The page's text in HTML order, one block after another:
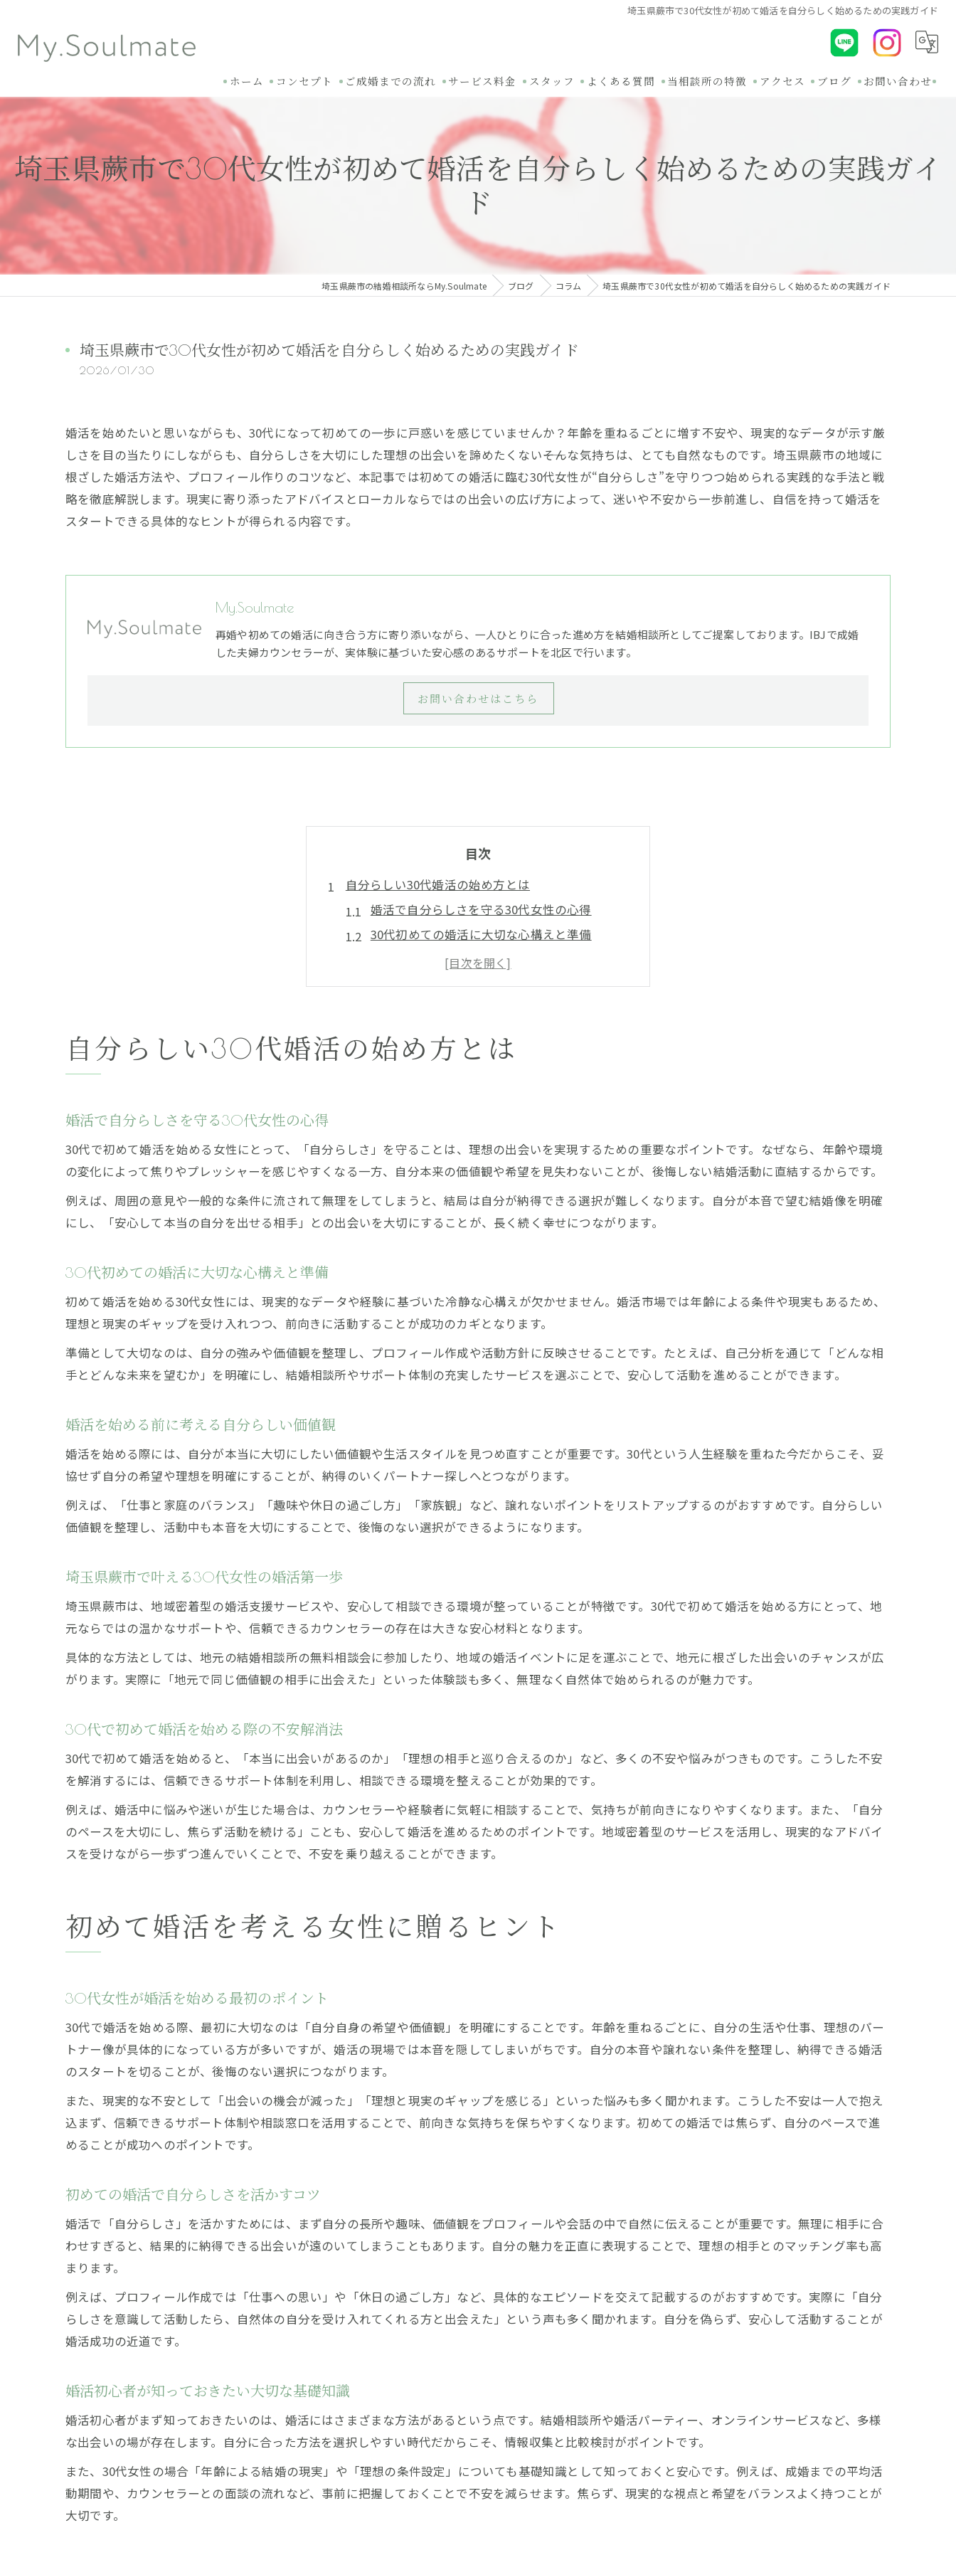
埼玉県蕨市で30代女性が初めて婚活を自分らしく始めるための実践ガイド
ホーム コンセプト ご成婚までの流れ サービス料金 スタッフ よくある質問 当相談所の特徴
30代
無料相談
アクセス ブログ
関連ブログ
お問い合わせ
埼玉県蕨市で30代女性が初めて婚活を自分らしく始めるための実践ガイ
ド
埼玉県蕨市の結婚相談所ならMy.Soulmate ブログ コラム 埼玉県蕨市で30代女性が初めて婚活を自分らしく始めるための実践ガイド
埼玉県蕨市で30代女性が初めて婚活を自分らしく始めるための実践ガイド
2026/01/30
婚活を始めたいと思いながらも、30代になって初めての一歩に戸惑いを感じていませんか？年齢を重ねるごとに増す不安や、現実的なデータが示す厳
しさを目の当たりにしながらも、自分らしさを大切にした理想の出会いを諦めたくない――そんな気持ちは、とても自然なものです。埼玉県蕨市の地域に
根ざした婚活方法や、プロフィール作りのコツなど、本記事では初めての婚活に臨む30代女性が“自分らしさ”を守りつつ始められる実践的な手法と戦
略を徹底解説します。現実に寄り添ったアドバイスとローカルならではの出会いの広げ方によって、迷いや不安から一歩前進し、自信を持って婚活を
スタートできる具体的なヒントが得られる内容です。
My.Soulmate
再婚や初めての婚活に向き合う方に寄り添いながら、一人ひとりに合った進め方を結婚相談所としてご提案しております。IBJで成婚
した夫婦カウンセラーが、実体験に基づいた安心感のあるサポートを北区で行います。
お問い合わせはこちら
目次
自分らしい30代婚活の始め方とは
婚活で自分らしさを守る30代女性の心得
30代初めての婚活に大切な心構えと準備
婚活を始める前に考える自分らしい価値観
埼玉県蕨市で叶える30代女性の婚活第一歩
初めて婚活を考える女性に贈るヒント
30代女性が婚活を始める最初のポイント
蕨市で安心して始める婚活のヒント集
不安な30代女性が婚活で意識したい事
30代で婚活に感じる不安との向き合い方
婚活・30代女性のよくある悩みを解決する工夫
自分らしい婚活で不安を和らげる取り組み方
蕨市で自分に合う婚活を選ぶために
婚活・30代女性が蕨市で出会いを広げる方法
初めて婚活する女性が選ぶべき出会いの場
婚活初心者が安心できるサポート体制とは
理想と現実を両立する婚活の秘訣
婚活で理想と現実をバランスよく考える方法
30代女性の婚活で妥協しない自分らしさ
理想に近づくための婚活戦略の立て方
婚活初心者が安心して踏み出す方法
婚活初心者が安心して始める30代女性の工夫
初めてでも不安を減らす婚活準備の進め方
自分らしいスタートを切るコツと心得
自分らしい30代婚活の始め方とは
婚活で自分らしさを守る30代女性の心得
30代で初めて婚活を始める女性にとって、「自分らしさ」を守ることは、理想の出会いを実現するための重要なポイントです。なぜなら、年齢や環境
の変化によって焦りやプレッシャーを感じやすくなる一方、自分本来の価値観や希望を見失わないことが、後悔しない結婚活動に直結するからです。
例えば、周囲の意見や一般的な条件に流されて無理をしてしまうと、結局は自分が納得できる選択が難しくなります。自分が本音で望む結婚像を明確
にし、「安心して本当の自分を出せる相手」との出会いを大切にすることが、長く続く幸せにつながります。
30代初めての婚活に大切な心構えと準備
初めて婚活を始める30代女性には、現実的なデータや経験に基づいた冷静な心構えが欠かせません。婚活市場では年齢による条件や現実もあるため、
理想と現実のギャップを受け入れつつ、前向きに活動することが成功のカギとなります。
準備として大切なのは、自分の強みや価値観を整理し、プロフィール作成や活動方針に反映させることです。たとえば、自己分析を通じて「どんな相
手とどんな未来を望むか」を明確にし、結婚相談所やサポート体制の充実したサービスを選ぶことで、安心して活動を進めることができます。
婚活を始める前に考える自分らしい価値観
婚活を始める際には、自分が本当に大切にしたい価値観や生活スタイルを見つめ直すことが重要です。30代という人生経験を重ねた今だからこそ、妥
協せず自分の希望や理想を明確にすることが、納得のいくパートナー探しへとつながります。
例えば、「仕事と家庭のバランス」「趣味や休日の過ごし方」「家族観」など、譲れないポイントをリストアップするのがおすすめです。自分らしい
価値観を整理し、活動中も本音を大切にすることで、後悔のない選択ができるようになります。
埼玉県蕨市で叶える30代女性の婚活第一歩
埼玉県蕨市は、地域密着型の婚活支援サービスや、安心して相談できる環境が整っていることが特徴です。30代で初めて婚活を始める方にとって、地
元ならではの温かなサポートや、信頼できるカウンセラーの存在は大きな安心材料となります。
具体的な方法としては、地元の結婚相談所の無料相談会に参加したり、地域の婚活イベントに足を運ぶことで、地元に根ざした出会いのチャンスが広
がります。実際に「地元で同じ価値観の相手に出会えた」といった体験談も多く、無理なく自然体で始められるのが魅力です。
30代で初めて婚活を始める際の不安解消法
30代で初めて婚活を始めると、「本当に出会いがあるのか」「理想の相手と巡り合えるのか」など、多くの不安や悩みがつきものです。こうした不安
を解消するには、信頼できるサポート体制を利用し、相談できる環境を整えることが効果的です。
例えば、婚活中に悩みや迷いが生じた場合は、カウンセラーや経験者に気軽に相談することで、気持ちが前向きになりやすくなります。また、「自分
のペースを大切にし、焦らず活動を続ける」ことも、安心して婚活を進めるためのポイントです。地域密着型のサービスを活用し、現実的なアドバイ
スを受けながら一歩ずつ進んでいくことで、不安を乗り越えることができます。
初めて婚活を考える女性に贈るヒント
30代女性が婚活を始める最初のポイント
30代で婚活を始める際、最初に大切なのは「自分自身の希望や価値観」を明確にすることです。年齢を重ねるごとに、自分の生活や仕事、理想のパー
トナー像が具体的になっている方が多いですが、婚活の現場では本音を隠してしまいがちです。自分の本音や譲れない条件を整理し、納得できる婚活
のスタートを切ることが、後悔のない選択につながります。
また、現実的な不安として「出会いの機会が減った」「理想と現実のギャップを感じる」といった悩みも多く聞かれます。こうした不安は一人で抱え
込まず、信頼できるサポート体制や相談窓口を活用することで、前向きな気持ちを保ちやすくなります。初めての婚活では焦らず、自分のペースで進
めることが成功へのポイントです。
初めての婚活で自分らしさを活かすコツ
婚活で「自分らしさ」を活かすためには、まず自分の長所や趣味、価値観をプロフィールや会話の中で自然に伝えることが重要です。無理に相手に合
わせすぎると、結果的に納得できる出会いが遠のいてしまうこともあります。自分の魅力を正直に表現することで、理想の相手とのマッチング率も高
まります。
例えば、プロフィール作成では「仕事への思い」や「休日の過ごし方」など、具体的なエピソードを交えて記載するのがおすすめです。実際に「自分
らしさを意識して活動したら、自然体の自分を受け入れてくれる方と出会えた」という声も多く聞かれます。自分を偽らず、安心して活動することが
婚活成功の近道です。
婚活初心者が知っておきたい大切な基礎知識
婚活初心者がまず知っておきたいのは、婚活にはさまざまな方法があるという点です。結婚相談所や婚活パーティー、オンラインサービスなど、多様
な出会いの場が存在します。自分に合った方法を選択しやすい時代だからこそ、情報収集と比較検討がポイントです。
また、30代女性の場合「年齢による結婚の現実」や「理想の条件設定」についても基礎知識として知っておくと安心です。例えば、成婚までの平均活
動期間や、カウンセラーとの面談の流れなど、事前に把握しておくことで不安を減らせます。焦らず、現実的な視点と希望をバランスよく持つことが
大切です。
お問い合わせはこちら
お問い合わせはこちら